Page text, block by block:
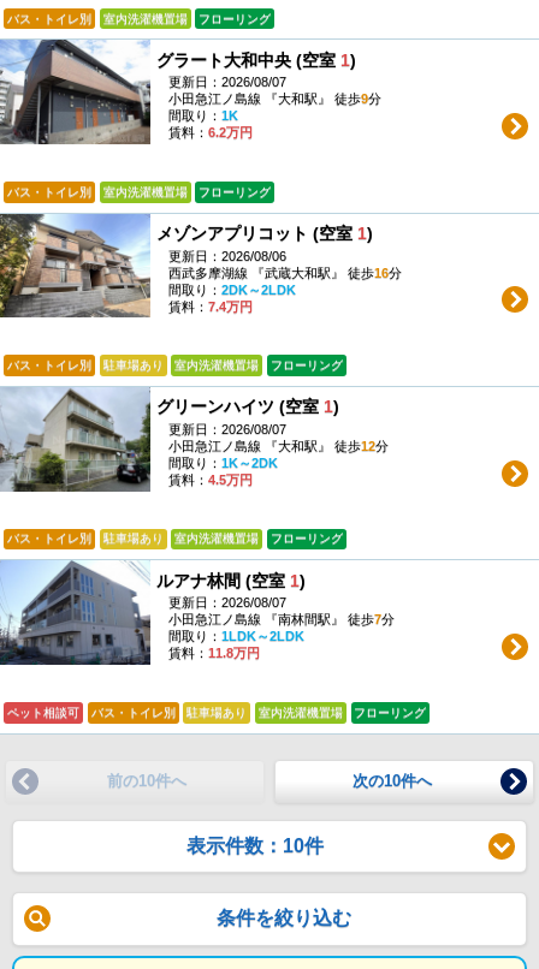
バス・トイレ別 室内洗濯機置場 フローリング
グラート大和中央 (空室 1)
更新日：2026/08/07
小田急江ノ島線 『大和駅』 徒歩9分
間取り： 1K
賃料： 6.2万円
バス・トイレ別 室内洗濯機置場 フローリング
メゾンアプリコット (空室 1)
更新日：2026/08/06
西武多摩湖線 『武蔵大和駅』 徒歩16分
間取り： 2DK～2LDK
賃料： 7.4万円
バス・トイレ別 駐車場あり 室内洗濯機置場 フローリング
グリーンハイツ (空室 1)
更新日：2026/08/07
小田急江ノ島線 『大和駅』 徒歩12分
間取り： 1K～2DK
賃料： 4.5万円
バス・トイレ別 駐車場あり 室内洗濯機置場 フローリング
ルアナ林間 (空室 1)
更新日：2026/08/07
小田急江ノ島線 『南林間駅』 徒歩7分
間取り： 1LDK～2LDK
賃料： 11.8万円
ペット相談可 バス・トイレ別 駐車場あり 室内洗濯機置場 フローリング
前の10件へ 次の10件へ
表示件数：10件
条件を絞り込む